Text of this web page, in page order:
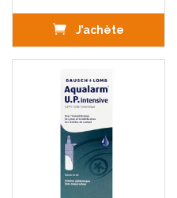
J’achète